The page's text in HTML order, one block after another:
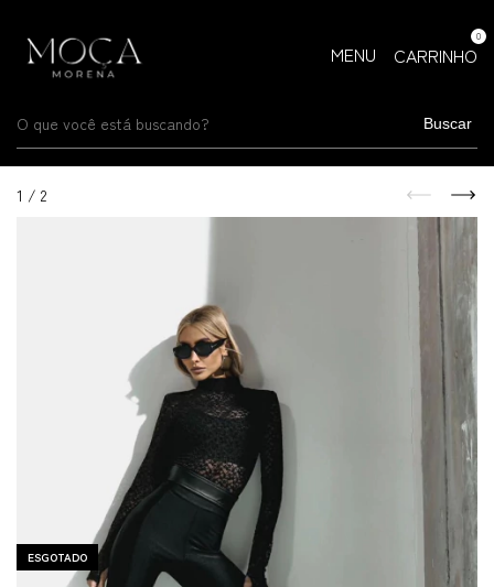
MENU CARRINHO
0
Buscar
1 / 2
ESGOTADO